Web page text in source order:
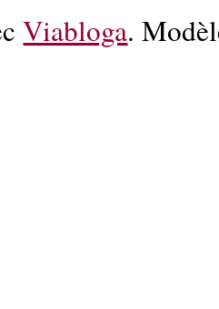
Viabloga.